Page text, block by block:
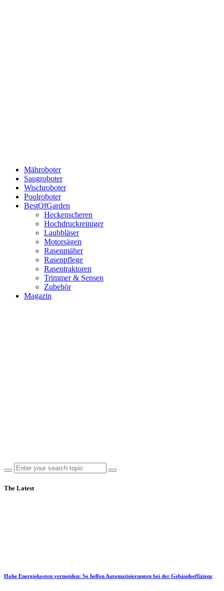
Mähroboter
Saugroboter
Wischroboter
Poolroboter
BestOfGarden
Heckenscheren
Hochdruckreiniger
Laubbläser
Motorsägen
Rasenmäher
Rasenpflege
Rasentraktoren
Trimmer & Sensen
Zubehör
Magazin
The Latest
Hohe Energiekosten vermeiden: So helfen Automatisierungen bei der Gebäudeeffizienz